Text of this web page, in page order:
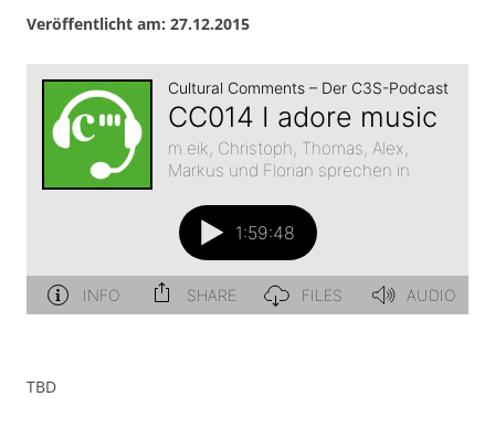
Veröffentlicht am: 27.12.2015
TBD